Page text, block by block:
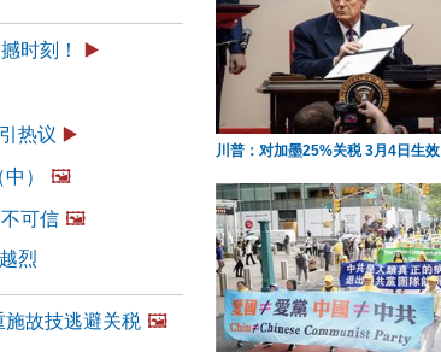
时刻！ ▶️
热议 ▶️
） 🖼️
可信 🖼️
烈
施故技逃避关税 🖼️
川普：对加墨25%关税 3月4日生效